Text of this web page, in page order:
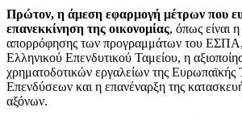
Πρώτον, η άμεση εφαρμογή μέτρων που
επανεκκίνηση της οικονομίας, όπως είναι
απορρόφησης των προγραμμάτων του ΕΣΠΑ,
Ελληνικού Επενδυτικού Ταμείου, η
χρηματοδοτικών εργαλείων της Ευρωπαϊκής
Επενδύσεων και η επανέναρξη της
αξόνων.